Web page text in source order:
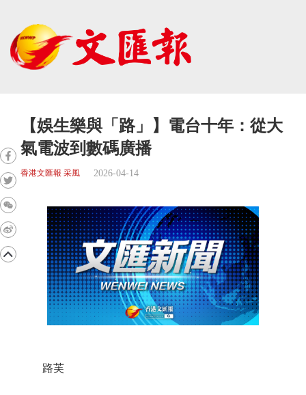
【娛生樂與「路」】電台十年：從大
氣電波到數碼廣播
香港文匯報 采風 2026-04-14
路芙